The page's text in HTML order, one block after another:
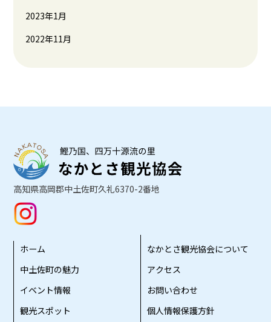
2023年1月
2022年11月
高知県高岡郡中土佐町久礼6370-2番地
ホーム
中土佐町の魅力
イベント情報
観光スポット
なかとさ観光協会について
アクセス
お問い合わせ
個人情報保護方針